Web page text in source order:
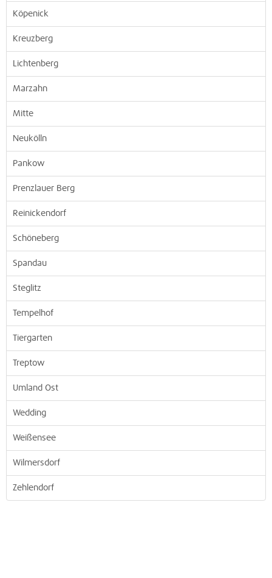
Köpenick
Kreuzberg
Lichtenberg
Marzahn
Mitte
Neukölln
Pankow
Prenzlauer Berg
Reinickendorf
Schöneberg
Spandau
Steglitz
Tempelhof
Tiergarten
Treptow
Umland Ost
Wedding
Weißensee
Wilmersdorf
Zehlendorf